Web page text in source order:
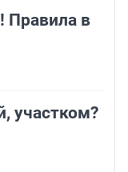
Правила в
участком?